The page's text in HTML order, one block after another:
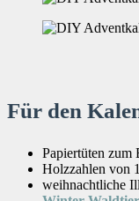
Für den
Papiertüten zum
Holzzahlen von
weihnachtliche